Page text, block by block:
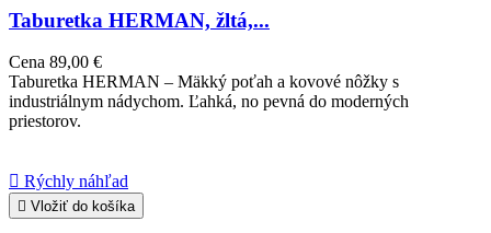
Taburetka HERMAN, žltá,...
Cena 89,00 €
Taburetka HERMAN – Mäkký poťah a kovové nôžky s
industriálnym nádychom. Ľahká, no pevná do moderných
priestorov.
 Rýchly náhľad
 Vložiť do košíka